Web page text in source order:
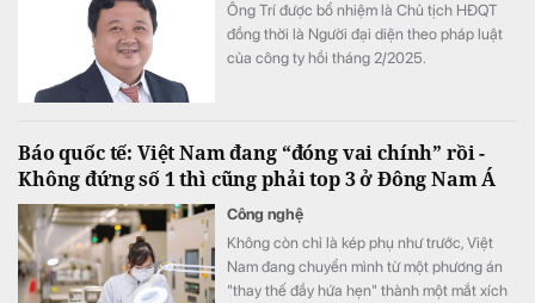
Ông Trí được bổ nhiệm là Chủ tịch HĐQT
đồng thời là Người đại diện theo pháp luật
của công ty hồi tháng 2/2025.
Báo quốc tế: Việt Nam đang “đóng vai chính” rồi -
Không đứng số 1 thì cũng phải top 3 ở Đông Nam Á
Công nghệ
Không còn chỉ là kép phụ như trước, Việt
Nam đang chuyển mình từ một phương án
"thay thế đầy hứa hẹn" thành một mắt xích